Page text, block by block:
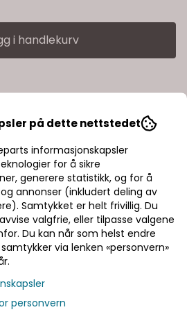
i handlekurv
glass- og metallperler i
på dette nettstedet
informasjonskapsler
for å sikre
generere statistikk, og for å
annonser (inkludert deling av
Samtykket er helt frivillig. Du
valgfrie, eller tilpasse valgene
Du kan når som helst endre
via lenken «personvern»
personvern